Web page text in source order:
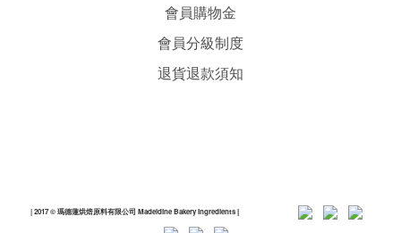
會員購物金
會員分級制度
退貨退款須知
| 2017 © 瑪德蓮烘焙原料有限公司 Madeldine Bakery Ingredients|